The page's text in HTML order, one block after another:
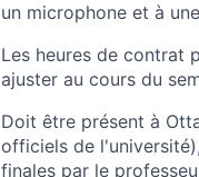
un microphone et à
Les heures de contrat
ajuster au cours du
Doit être présent à
officiels de
finales par le